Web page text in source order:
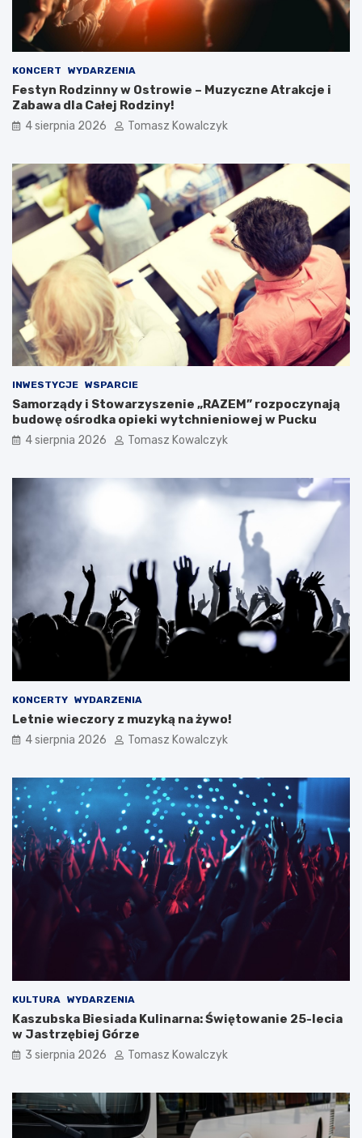
KONCERT WYDARZENIA
Festyn Rodzinny w Ostrowie – Muzyczne Atrakcje i
Zabawa dla Całej Rodziny!
4 sierpnia 2026 Tomasz Kowalczyk
INWESTYCJE WSPARCIE
Samorządy i Stowarzyszenie „RAZEM” rozpoczynają
budowę ośrodka opieki wytchnieniowej w Pucku
4 sierpnia 2026 Tomasz Kowalczyk
KONCERTY WYDARZENIA
Letnie wieczory z muzyką na żywo!
4 sierpnia 2026 Tomasz Kowalczyk
KULTURA WYDARZENIA
Kaszubska Biesiada Kulinarna: Świętowanie 25-lecia
w Jastrzębiej Górze
3 sierpnia 2026 Tomasz Kowalczyk